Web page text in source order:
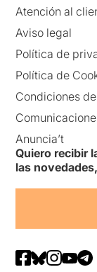
Atención al
Aviso legal
Política de
Política de
Condiciones
Anuncia’t
Quiero recibir
las